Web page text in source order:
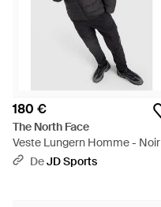
180 €
The North Face
Veste Lungern Homme - Noir
DeJD Sports